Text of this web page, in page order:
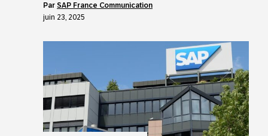
par SAP France Communication
juin 23, 2025